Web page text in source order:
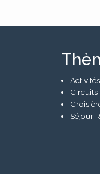
Circuits
Séjour